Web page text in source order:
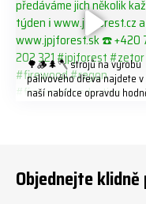
🌳🪵🌲🪓 strojů na výrobu
palivového dřeva najdete v
naší nabídce opravdu
#firewoodproduction
Objednejte